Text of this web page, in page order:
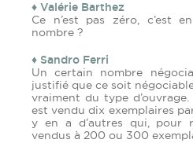
♦ Valérie Barthez
Ce n’est pas zéro, c’est
nombre ?
♦ Sandro Ferri
Un certain nombre
justifié que ce soit
vraiment du type
est vendu dix exemplaires
y en a d’autres qui, pour
vendus à 200 ou 300